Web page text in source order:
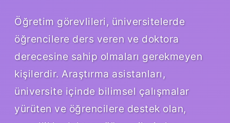
Öğretim görevlileri, üniversitelerde
öğrencilere ders veren ve doktora
derecesine sahip olmaları gerekmeyen
kişilerdir. Araştırma asistanları,
üniversite içinde bilimsel çalışmalar
yürüten ve öğrencilere destek olan,